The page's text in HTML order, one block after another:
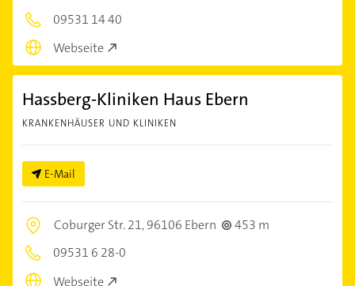
09531 14 40
Webseite
Hassberg-Kliniken Haus Ebern
KRANKENHÄUSER UND KLINIKEN
E-Mail
Coburger Str. 21,96106 Ebern
453 m
09531 6 28-0
Webseite